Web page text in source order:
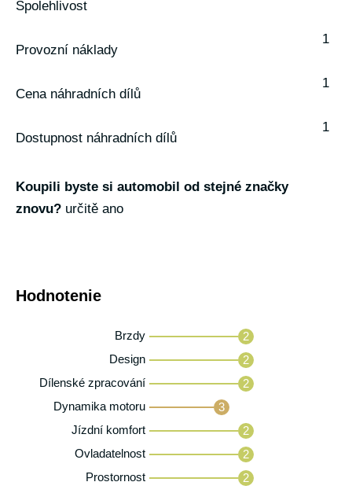
Spolehlivost
Provozní náklady
1
Cena náhradních dílů
1
Dostupnost náhradních dílů
1
Koupili byste si automobil od stejné značky
znovu? určitě ano
Hodnotenie
Brzdy
2
Design
2
Dílenské zpracování
2
Dynamika motoru
3
Jízdní komfort
2
Ovladatelnost
2
Prostornost
2